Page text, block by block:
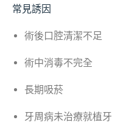
常見誘因
術後口腔清潔不足
術中消毒不完全
長期吸菸
牙周病未治療就植牙